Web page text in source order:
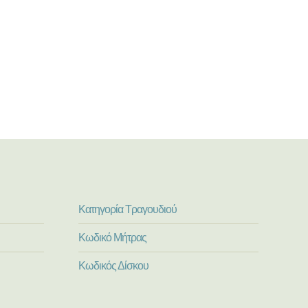
Κατηγορία Τραγουδιού
Κωδικό Μήτρας
Κωδικός Δίσκου